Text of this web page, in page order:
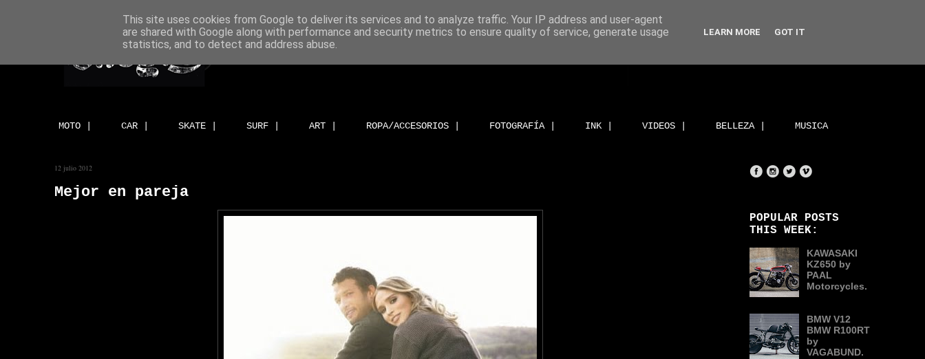
MOTO | CAR | SKATE | SURF | ART | ROPA/ACCESORIOS | FOTOGRAFÍA | INK | VIDEOS | BELLEZA | MUSICA
12 julio 2012
Mejor en pareja
POPULAR POSTS
THIS WEEK:
KAWASAKI
KZ650 by
PAAL
Motorcycles.
BMW V12
BMW R100RT
by
VAGABUND.
This site uses cookies from Google to deliver its services and to analyze traffic. Your IP address and user-agent
are shared with Google along with performance and security metrics to ensure quality of service, generate usage
statistics, and to detect and address abuse.
LEARN MORE GOT IT